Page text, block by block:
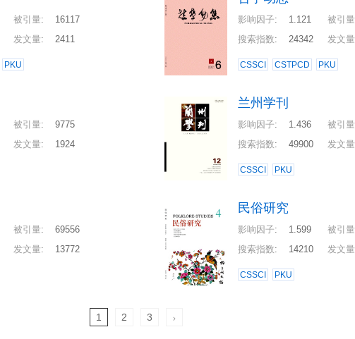
被引量:
16117
发文量: 2411
PKU
影响因子: 1.121 被引量
搜索指数: 24342 发文量
CSSCI CSTPCD PKU
被引量:
9775
发文量: 1924
兰州学刊
影响因子: 1.436 被引量
搜索指数: 49900 发文量
CSSCI PKU
被引量:
69556
发文量: 13772
民俗研究
影响因子: 1.599 被引量
搜索指数: 14210 发文量
CSSCI PKU
1 2 3 